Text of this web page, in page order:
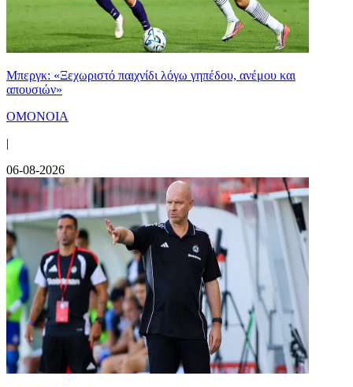
Μπεργκ: «Ξεχωριστό παιχνίδι λόγω γηπέδου, ανέμου και
απουσιών»
ΟΜΟΝΟΙΑ
|
06-08-2026